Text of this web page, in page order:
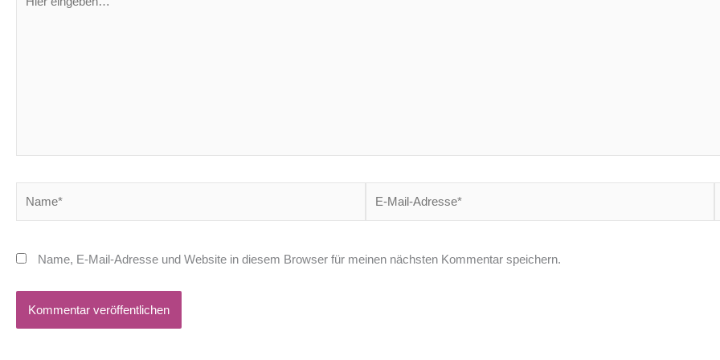
eingeben…
Mail-
Name, E-Mail-Adresse und Website in diesem Browser für meinen nächsten Kommentar speichern.